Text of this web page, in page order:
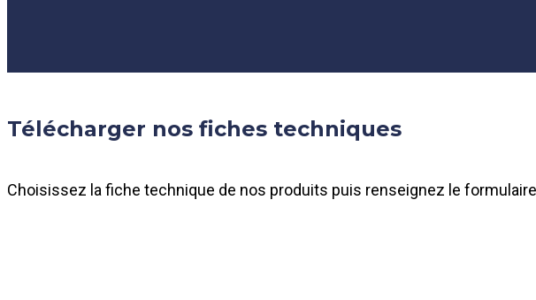
Télécharger nos fiches techniques
Choisissez la fiche technique de nos produits puis renseignez le